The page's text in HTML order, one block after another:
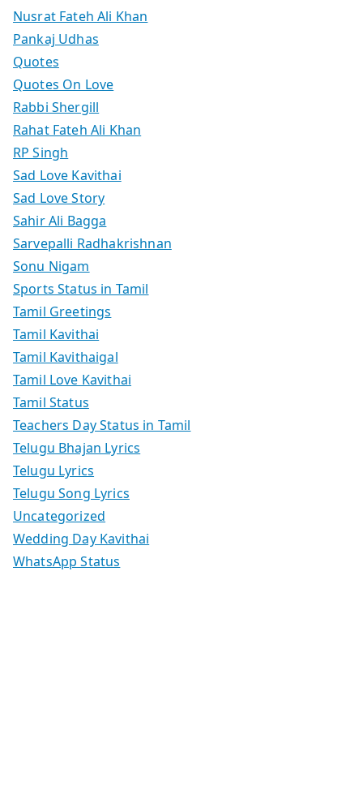
Nusrat Fateh Ali Khan
Pankaj Udhas
Quotes
Quotes On Love
Rabbi Shergill
Rahat Fateh Ali Khan
RP Singh
Sad Love Kavithai
Sad Love Story
Sahir Ali Bagga
Sarvepalli Radhakrishnan
Sonu Nigam
Sports Status in Tamil
Tamil Greetings
Tamil Kavithai
Tamil Kavithaigal
Tamil Love Kavithai
Tamil Status
Teachers Day Status in Tamil
Telugu Bhajan Lyrics
Telugu Lyrics
Telugu Song Lyrics
Uncategorized
Wedding Day Kavithai
WhatsApp Status